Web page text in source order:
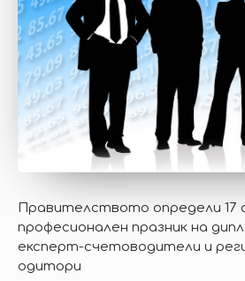
Правителството определи 17
професионален празник на
експерт-счетоводители и
одитори